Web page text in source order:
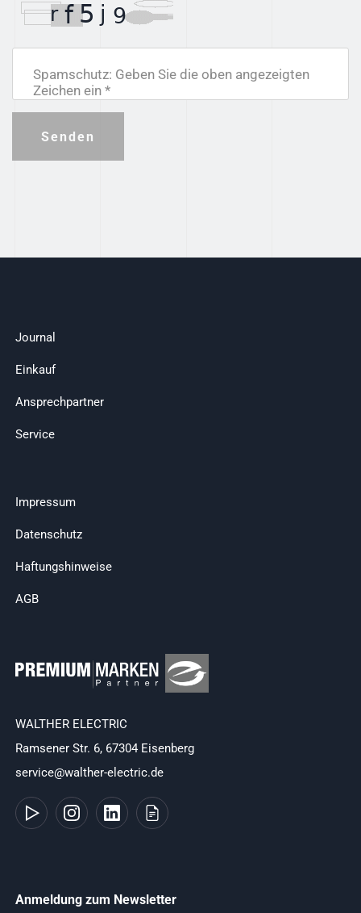
Spamschutz: Geben Sie die oben angezeigten
Zeichen ein *
Senden
Journal
Einkauf
Ansprechpartner
Service
Impressum
Datenschutz
Haftungshinweise
AGB
WALTHER ELECTRIC
Ramsener Str. 6, 67304 Eisenberg
service@walther-electric.de
Anmeldung zum Newsletter